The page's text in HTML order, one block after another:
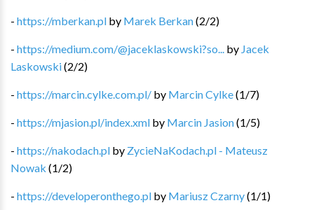
- https://mberkan.pl by Marek Berkan(2/2)
- https://medium.com/@jaceklaskowski?so... by Jacek
Laskowski(2/2)
- https://marcin.cylke.com.pl/ by Marcin Cylke(1/7)
- https://mjasion.pl/index.xml by Marcin Jasion(1/5)
- https://nakodach.pl by ZycieNaKodach.pl - Mateusz
Nowak (1/2)
- https://developeronthego.pl by Mariusz Czarny(1/1)